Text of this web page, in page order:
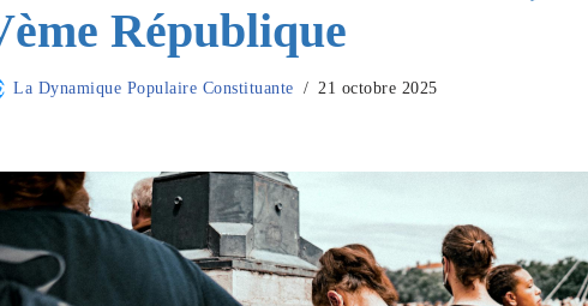
République
La Dynamique Populaire Constituante 21 octobre 2025